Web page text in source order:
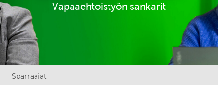
Vapaaehtoistyön sankarit
Sparraajat